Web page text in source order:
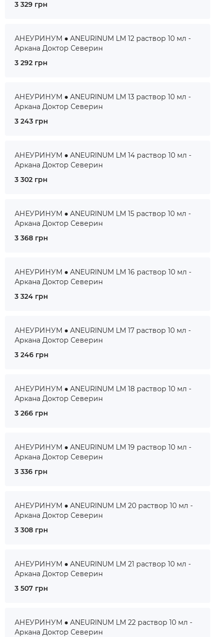
3 329 грн
АНЕУРИНУМ ● ANEURINUM LM 12 раствор 10 мл -
Аркана Доктор Северин
3 292 грн
АНЕУРИНУМ ● ANEURINUM LM 13 раствор 10 мл -
Аркана Доктор Северин
3 243 грн
АНЕУРИНУМ ● ANEURINUM LM 14 раствор 10 мл -
Аркана Доктор Северин
3 302 грн
АНЕУРИНУМ ● ANEURINUM LM 15 раствор 10 мл -
Аркана Доктор Северин
3 368 грн
АНЕУРИНУМ ● ANEURINUM LM 16 раствор 10 мл -
Аркана Доктор Северин
3 324 грн
АНЕУРИНУМ ● ANEURINUM LM 17 раствор 10 мл -
Аркана Доктор Северин
3 246 грн
АНЕУРИНУМ ● ANEURINUM LM 18 раствор 10 мл -
Аркана Доктор Северин
3 266 грн
АНЕУРИНУМ ● ANEURINUM LM 19 раствор 10 мл -
Аркана Доктор Северин
3 336 грн
АНЕУРИНУМ ● ANEURINUM LM 20 раствор 10 мл -
Аркана Доктор Северин
3 308 грн
АНЕУРИНУМ ● ANEURINUM LM 21 раствор 10 мл -
Аркана Доктор Северин
3 507 грн
АНЕУРИНУМ ● ANEURINUM LM 22 раствор 10 мл -
Аркана Доктор Северин